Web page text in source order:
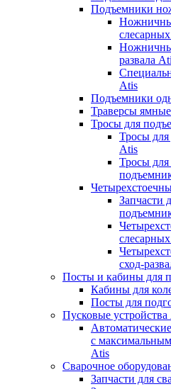
Подъемники
развала
Atis
Подъемники
Траверсы
Тросы для
Тросы
Atis
Тросы
Запчасти
сход-
Посты и кабины для
Кабины для
Посты для
Пусковые устройства
с
Atis
Сварочное
Запчасти для